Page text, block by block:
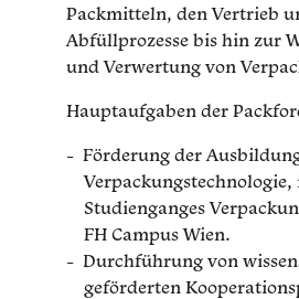
Packmitteln, den Vertrieb
Abfüllprozesse bis hin zur
und Verwertung von
Hauptaufgaben der
Förderung der
Verpackungstechnologie,
Studienganges
FH Campus Wien.
Durchführung von
geförderten